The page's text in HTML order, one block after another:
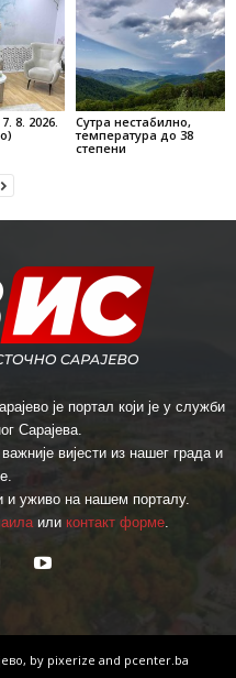
8. 2026.
Сутра нестабилно,
температура до 38
степени
је портал који је у служби
Сарајева.
вијести из нашег града и
и уживо на нашем порталу.
или контакт форме.
by pixerize and pcenter.ba